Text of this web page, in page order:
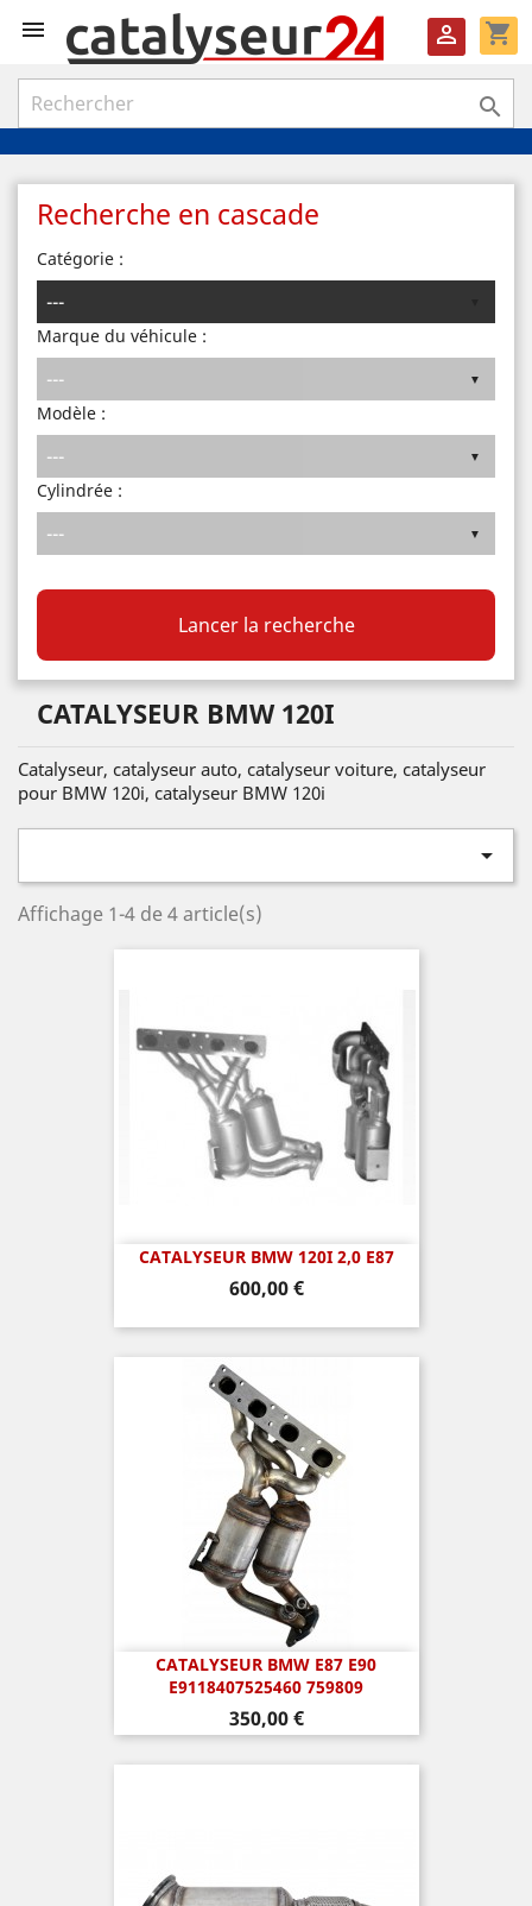
 shopping_cart


Recherche en cascade
Catégorie :
Marque du véhicule :
Modèle :
Cylindrée :
Lancer la recherche
CATALYSEUR BMW 120I
Catalyseur, catalyseur auto, catalyseur voiture, catalyseur
pour BMW 120i, catalyseur BMW 120i

Affichage 1-4 de 4 article(s)
CATALYSEUR BMW 120I 2,0 E87
Prix
600,00 €
CATALYSEUR BMW E87 E90
E9118407525460 759809
Prix
350,00 €